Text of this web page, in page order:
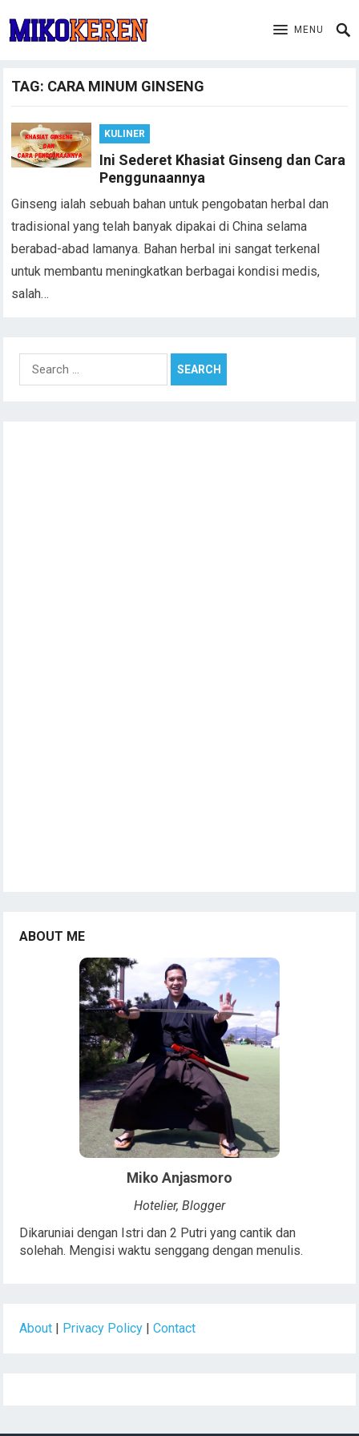
MENU
TAG: CARA MINUM GINSENG
KULINER
Ini Sederet Khasiat Ginseng dan Cara
Penggunaannya
Ginseng ialah sebuah bahan untuk pengobatan herbal dan
tradisional yang telah banyak dipakai di China selama
berabad-abad lamanya. Bahan herbal ini sangat terkenal
untuk membantu meningkatkan berbagai kondisi medis,
salah…
Search
for:
ABOUT ME
Miko Anjasmoro
Hotelier, Blogger
Dikaruniai dengan Istri dan 2 Putri yang cantik dan
solehah. Mengisi waktu senggang dengan menulis.
About Privacy Policy |Contact